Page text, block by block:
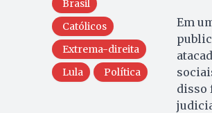
Brasil
Católicos
Extrema-direita
Lula
Política
Em
disso